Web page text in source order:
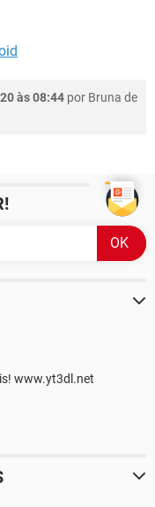
às 08:44 por Bruna de
www.yt3dl.net